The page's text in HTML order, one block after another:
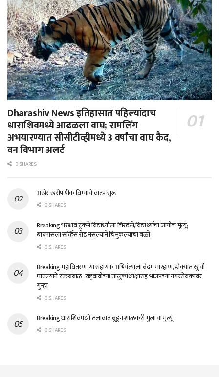
Dharashiv News इतिहासात पहिल्यांदाच
धाराशिवमध्ये आढळला वाघ; रामलिंग
अभयारण्यात सीसीटीव्हीमध्ये 3 वर्षांचा वाघ कैद,
वन विभाग अलर्ट
0 SHARES
अखेर खरीप पीक विम्याचे वाटप सुरू
0 SHARES
Breaking भरधाव ट्रकने विद्यार्थ्याला चिरडले,विद्यार्थ्याचा जागीच मृत्यू;
बायपासला सर्व्हिस रोड नसल्याने चिमुकल्याचा बळी
0 SHARES
Breaking महावितरणच्या सहायक अभियंत्याला बेदम मारहाण, डोक्यात खुर्ची
घातल्याने रक्तबंबाळ; राष्ट्रवादीच्या तालुकाध्यक्षासह भाजपच्या नगरसेवकांवर
गुन्हा
0 SHARES
Breaking धाराशिवमध्ये तलावात बुडून शाळकरी मुलाचा मृत्यू
0 SHARES